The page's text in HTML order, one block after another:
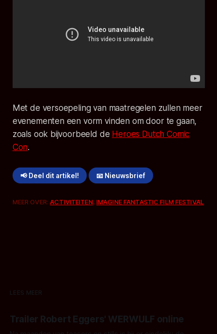
Met de versoepeling van maatregelen zullen meer
evenementen een vorm vinden om door te gaan,
zoals ook bijvoorbeeld de Heroes Dutch Comic
Con.
📢 Deel dit artikel! 📧 Nieuwsbrief
MEER OVER:ACTIVITEITEN, IMAGINE FANTASTIC FILM FESTIVAL
LEES MEER
Trailer Robert Eggers' WERWULF online